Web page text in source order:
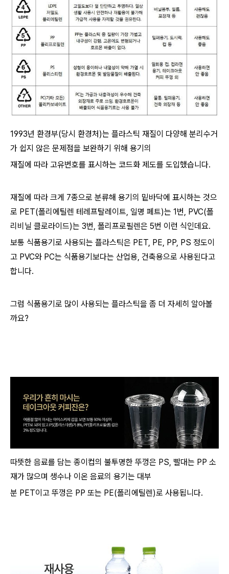
1993년 환경부(당시 환경처)는 플라스틱 재질이 다양해 분리수거
가 쉽지 않은 문제점을 보완하기 위해 용기의
재질에 따라 고유번호를 표시하는 코드화 제도를 도입했습니다.
재질에 따라 크게 7종으로 분류해 용기의 밑바닥에 표시하는 것으
로 PET(폴리에틸렌 테레프탈레이트, 일명 페트)는 1번, PVC(폴
리비닐 클로라이드)는 3번, 폴리프로필렌은 5번 이런 식인데요.
보통 식품용기로 사용되는 플라스틱은 PET, PE, PP, PS 정도이
고 PVC와 PC는 식품용기보다는 산업용, 건축용으로 사용된다고
합니다.
그럼 식품용기로 많이 사용되는 플라스틱을 좀 더 자세히 알아볼
까요?
따뜻한 음료를 담는 종이컵의 불투명한 뚜껑은 PS, 빨대는 PP 소
재가 많으며 생수나 이온 음료의 용기는 대부
분 PET이고 뚜껑은 PP 또는 PE(폴리에틸렌)로 사용됩니다.